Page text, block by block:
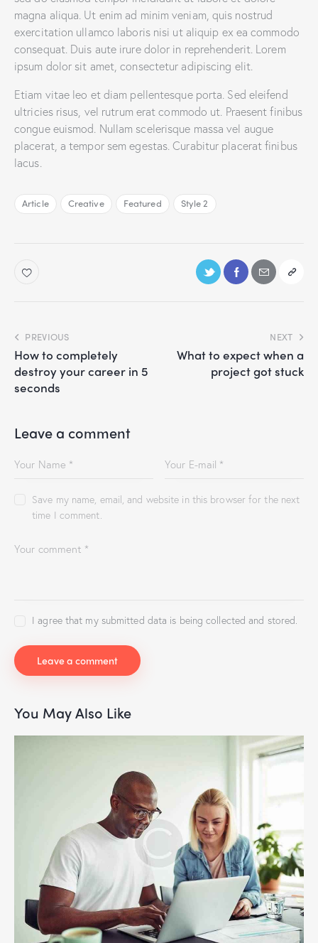
magna aliqua. Ut enim ad minim veniam, quis nostrud
exercitation ullamco laboris nisi ut aliquip ex ea commodo
consequat. Duis aute irure dolor in reprehenderit. Lorem
ipsum dolor sit amet, consectetur adipiscing elit.
Etiam vitae leo et diam pellentesque porta. Sed eleifend
ultricies risus, vel rutrum erat commodo ut. Praesent finibus
congue euismod. Nullam scelerisque massa vel augue
placerat, a tempor sem egestas. Curabitur placerat finibus
lacus.
Article Creative Featured Style 2
PREVIOUS
How to completely
destroy your career in 5
seconds
NEXT
What to expect when a
project got stuck
Leave a comment
Save my name, email, and website in this browser for the next
time I comment.
I agree that my submitted data is being collected and stored.
You May Also Like